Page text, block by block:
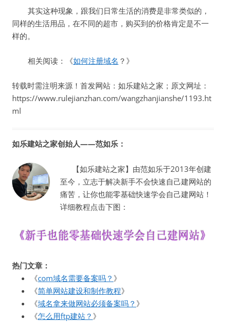
其实这种现象，跟我们日常生活的消费是非常类似的，
同样的生活用品，在不同的超市，购买到的价格肯定是不一
样的。
相关阅读：《如何注册域名 ？》
转载时需注明来源！首发网站：如乐建站之家；原文网址：
https://www.rulejianzhan.com/wangzhanjianshe/1193.ht
ml
如乐建站之家创始人——范如乐：
【如乐建站之家】由范如乐于2013年创建
至今，立志于解决新手不会快速自己建网站的
痛苦，让你也能零基础快速学会自己建网站！
详细教程点击下图：
热门文章：
《com域名需要备案吗？ 》
《简单网站建设和制作教程》
《域名拿来做网站必须备案吗？ 》
《怎么用ftp建站？ 》